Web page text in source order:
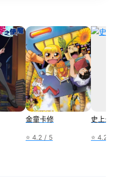
金童卡修
⭐ 4.2 / 5
史上
⭐ 4.2